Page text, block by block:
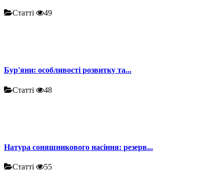
Статті 49
Бур'яни: особливості розвитку та...
Статті 48
Натура соняшникового насіння: резерв...
Статті 55